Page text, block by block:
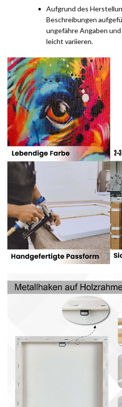
Aufgrund des
Beschreibungen
ungefähre Angaben
leicht variieren.